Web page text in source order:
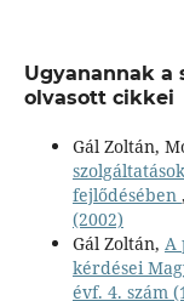
Ugyanannak a
olvasott cikkei
Gál Zoltán,
fejlődésében ,
(2002)
Gál Zoltán, A
kérdései
évf. 4. szám